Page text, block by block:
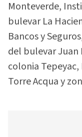
Monteverde,
bulevar La
Bancos y
del bulevar Juan
colonia
Torre Acqua y